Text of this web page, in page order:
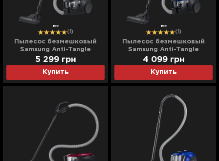
(1)
Пылесос безмешковый
Samsung Anti-Tangle
VC07M31C0HG (Black)
Купить
5 299 грн
(1)
Пылесос безмешковый
Samsung Anti-Tangle
VC07M3110VB/UK (Blue)
Купить
4 099 грн